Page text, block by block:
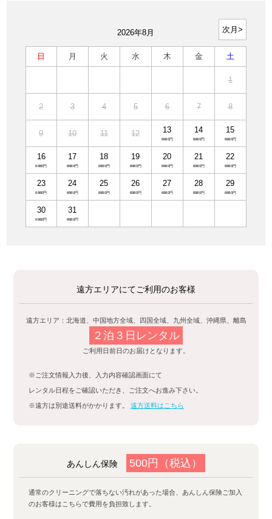
2026年8月
日 月 火 水 木 金 土
1
2 3 4 5 6 7 8
9 10 11 12 13 14 15
16 17 18 19 20 21 22
23 24 25 26 27 28 29
30 31
遠方エリアにてご利用のお客様
遠方エリア：北海道、中国地方全域、四国全域、九州全域、沖縄県、離島
２泊３日レンタル
ご利用日前日のお届けとなります。
※ご注文情報入力後、入力内容確認画面にて
レンタル日程をご確認いただき、ご注文へお進み下さい。
※遠方は別途送料がかかります。 遠方送料はこちら
あんしん保険 500円（税込）
通常のクリーニングで落ちない汚れがあった場合、あんしん保険ご加入
のお客様はこちらで費用を負担致します。